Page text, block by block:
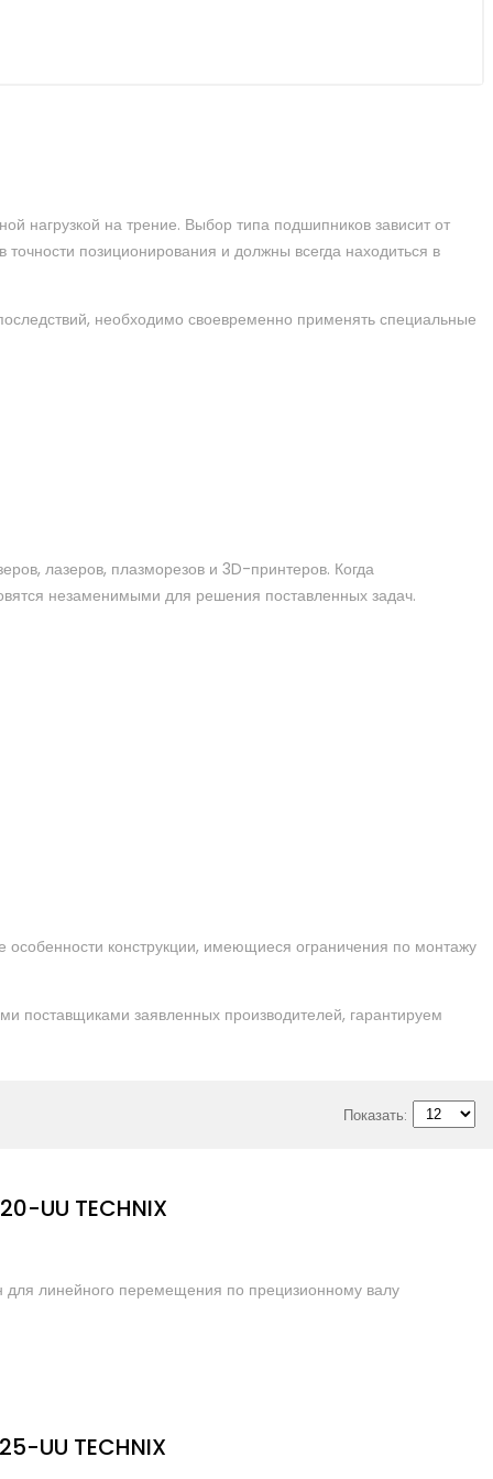
нагрузкой на трение. Выбор типа подшипников зависит от
позиционирования и должны всегда находиться в
необходимо своевременно применять специальные
лазеров, плазморезов и 3D-принтеров. Когда
незаменимыми для решения поставленных задач.
особенности конструкции, имеющиеся ограничения по монтажу
поставщиками заявленных производителей, гарантируем
Показать:
UU TECHNIX
линейного перемещения по прецизионному валу
UU TECHNIX